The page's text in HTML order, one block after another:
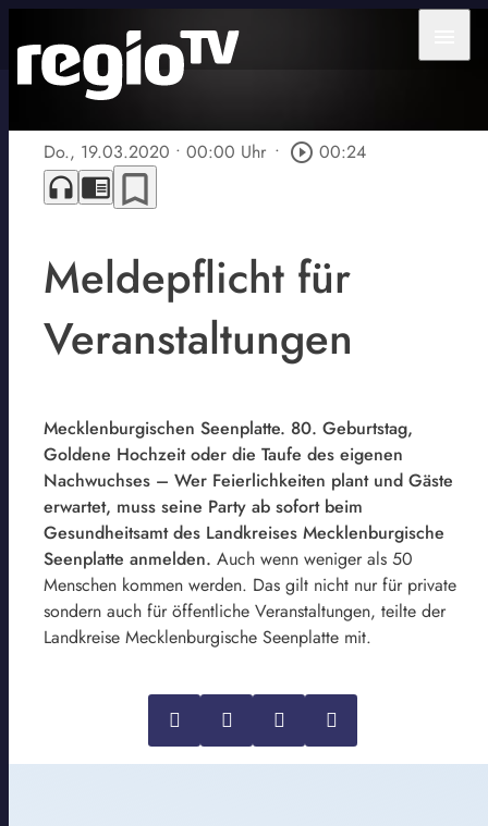
Do., 19.03.2020 • 00:00 Uhr • play_circle_outline 00:24
headphones chrome_reader_mode bookmark_border
Meldepflicht für
Veranstaltungen
Mecklenburgischen Seenplatte. 80. Geburtstag,
Goldene Hochzeit oder die Taufe des eigenen
Nachwuchses – Wer Feierlichkeiten plant und Gäste
erwartet, muss seine Party ab sofort beim
Gesundheitsamt des Landkreises Mecklenburgische
Seenplatte anmelden. Auch wenn weniger als 50
Menschen kommen werden. Das gilt nicht nur für private
sondern auch für öffentliche Veranstaltungen, teilte der
Landkreise Mecklenburgische Seenplatte mit.